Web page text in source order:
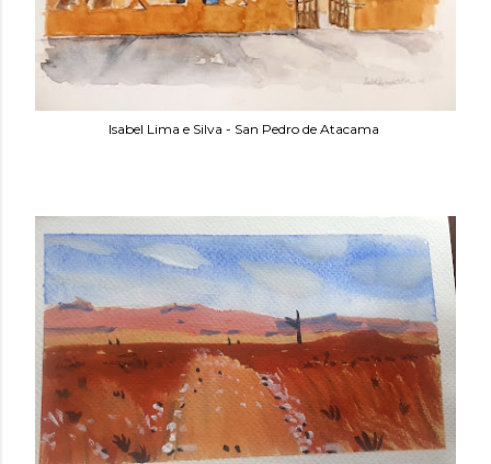
Isabel Lima e Silva - San Pedro de Atacama